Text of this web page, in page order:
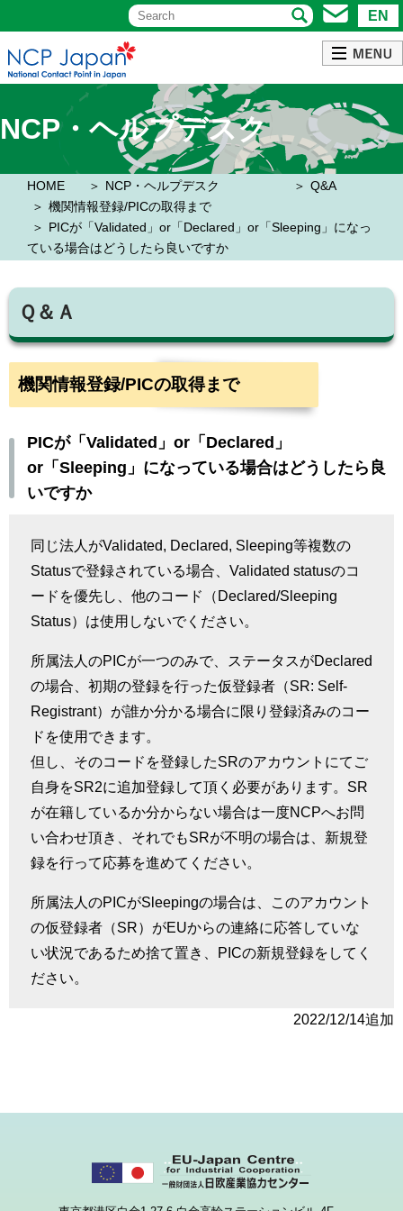
EN
NCP・ヘルプデスク
HOME NCP・ヘルプデスク
Q&A
機関情報登録/PICの取得まで
PICが「Validated」or「Declared」or「Sleeping」になっ
ている場合はどうしたら良いですか
Ｑ＆Ａ
機関情報登録/PICの取得まで
PICが「Validated」or「Declared」
or「Sleeping」になっている場合はどうしたら良
いですか
同じ法人がValidated, Declared, Sleeping等複数の
Statusで登録されている場合、 Validated statusのコ
ードを優先し、他のコード（ Declared/Sleeping
Status）は使用しないでください。
所属法人のPICが一つのみで、ステータスがDeclared
の場合、初期の登録を行った仮登録者（SR: Self-
Registrant）が誰か分かる場合に限り登録済みのコー
ドを使用できます。
但し、そのコードを登録したSRのアカウントにてご
自身をSR2に追加登録して頂く必要があります。 SR
が在籍しているか分からない場合は一度NCPへお問
い合わせ頂き、それでもSRが不明の場合は、新規登
録を行って応募を進めてください。
所属法人のPICがSleepingの場合は、このアカウント
の仮登録者（SR）がEUからの連絡に応答していな
い状況であるため捨て置き、
PICの新規登録をしてく
ださい。
2022/12/14追加